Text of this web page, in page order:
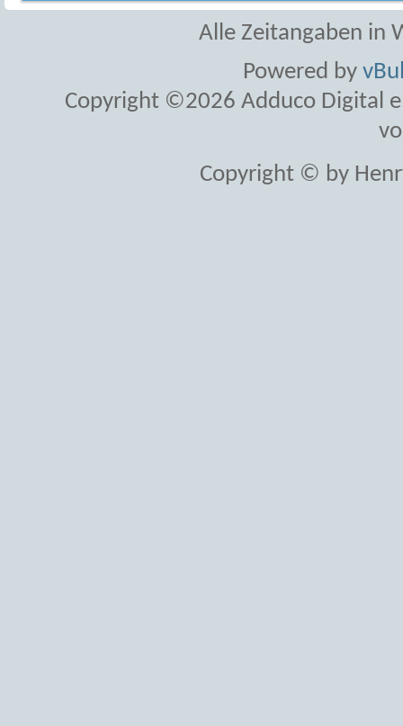
Alle Zeitangaben in
Powered by
Copyright ©2026 Adduco Digital
Copyright © by